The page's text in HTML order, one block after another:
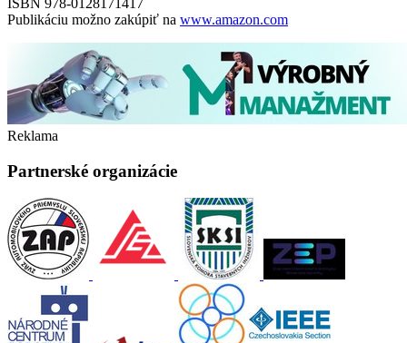
Publikáciu možno zakúpiť na www.amazon.com
Reklama
Partnerské organizácie